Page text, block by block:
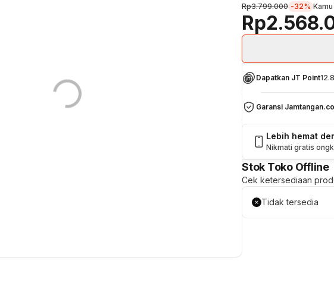
Rp3.799.000 -32%
Dapatkan JT Point
Garansi
Lebih hemat
Nikmati gratis
Stok Toko Offline
Cek ketersediaan
Tidak tersedia